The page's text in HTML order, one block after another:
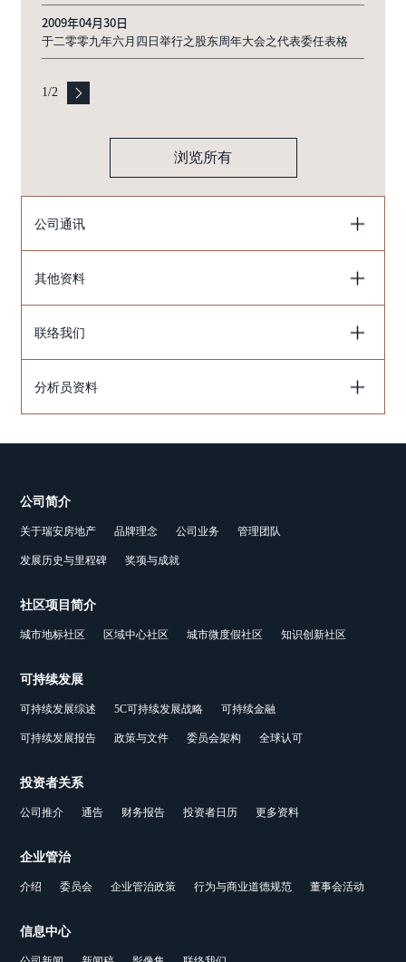
2009年04月30日
于二零零九年六月四日举行之股东周年大会之代表委任表格
1/2
浏览所有
公司通讯
其他资料
联络我们
分析员资料
公司简介
关于瑞安房地产 品牌理念 公司业务 管理团队
发展历史与里程碑 奖项与成就
社区项目简介
城市地标社区 区域中心社区 城市微度假社区 知识创新社区
可持续发展
可持续发展综述 5C可持续发展战略 可持续金融
可持续发展报告 政策与文件 委员会架构 全球认可
投资者关系
公司推介 通告 财务报告 投资者日历 更多资料
企业管治
介绍 委员会 企业管治政策 行为与商业道德规范 董事会活动
信息中心